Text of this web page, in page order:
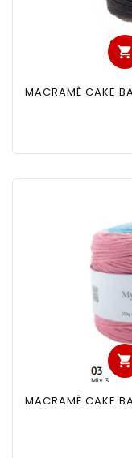
shopping_cart
shopping_cart